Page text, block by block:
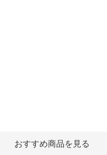
おすすめ商品を見る